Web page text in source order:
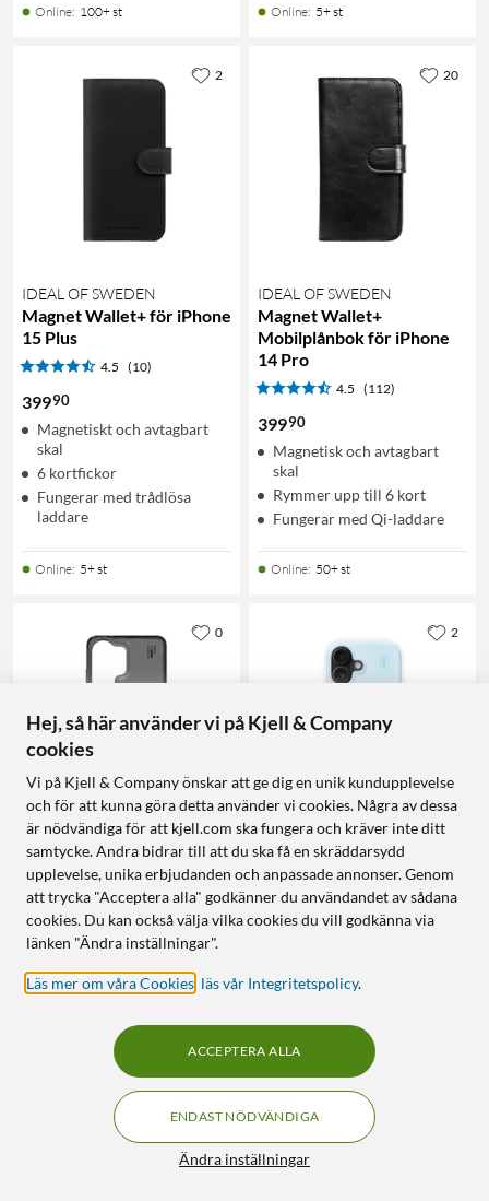
Online: 100+ st Online: 5+ st
IDEAL OF SWEDEN
Magnet Wallet+ för iPhone
15 Plus
4.5 (10)
39990
Magnetiskt och avtagbart
skal
6 kortfickor
Fungerar med trådlösa
laddare
Online: 5+ st
2
IDEAL OF SWEDEN
Magnet Wallet+
Mobilplånbok för iPhone
14 Pro
4.5 (112)
39990
Magnetisk och avtagbart
skal
Rymmer upp till 6 kort
Fungerar med Qi-laddare
Online: 50+ st
20
IDEAL OF SWEDEN
Clear MagSafe Case –
mobilskal till Galaxy S26
Ultra Tinted Black
349:-
magnetfäste
Gjort av återvunna material
0
IDEAL OF SWEDEN
Silicone MagSafe Case –
mobilskal till iPhone 17
Light Blue
299:-
Trådlös laddning med
magnetfäste
Fallskydd upp till 2 m
Mikrofiberfoder på insidan
Online:
2
Hej, så här använder vi på Kjell & Company
cookies
Vi på Kjell & Company önskar att ge dig en unik kundupplevelse
och för att kunna göra detta använder vi cookies. Några av dessa
är nödvändiga för att kjell.com ska fungera och kräver inte ditt
samtycke. Andra bidrar till att du ska få en skräddarsydd
upplevelse, unika erbjudanden och anpassade annonser. Genom
att trycka "Acceptera alla" godkänner du användandet av sådana
cookies. Du kan också välja vilka cookies du vill godkänna via
länken "Ändra inställningar".
Läs mer om våra Cookies läs vår Integritetspolicy.
Ändra inställningar
ENDAST NÖDVÄNDIGA
ACCEPTERA ALLA